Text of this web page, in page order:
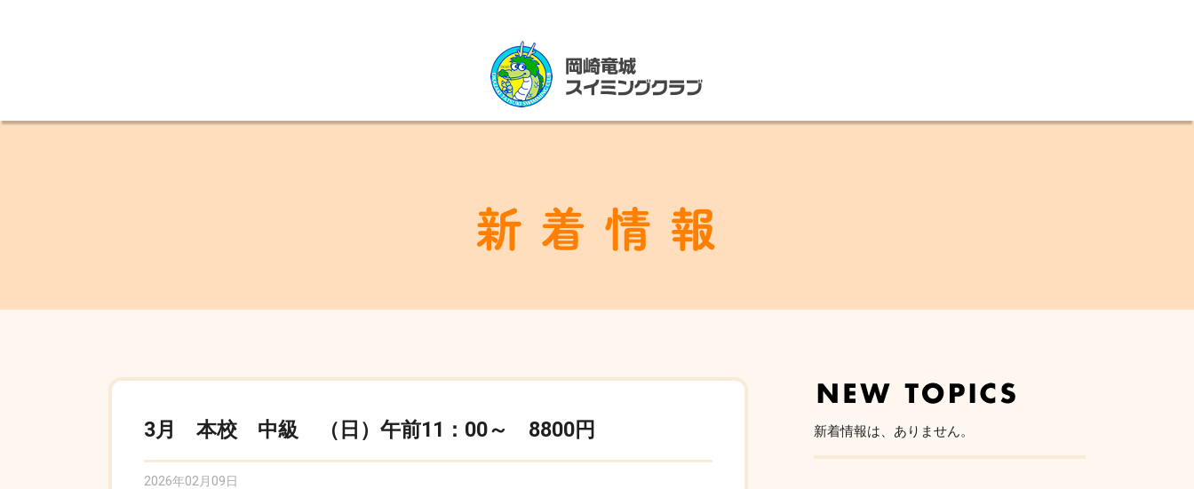
3月 本校 中級 （日）午前11：00～ 8800円
2026年02月09日
新着情報は、ありません。